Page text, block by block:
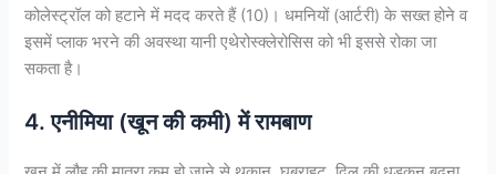
कोलेस्ट्रॉल को हटाने में मदद करते हैं (10)। धमनियों (आर्टरी) के सख्त होने व
इसमें प्लाक भरने की अवस्था यानी एथेरोस्क्लेरोसिस को भी इससे रोका जा
सकता है।
4. एनीमिया (खून की कमी) में रामबाण